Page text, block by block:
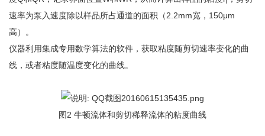
速率为泵入速度除以样品所占通道的面积（2.2mm宽，150μm
高）。
仪器利用集成专用数学算法的软件，获取粘度随剪切速率变化的曲
线，或者粘度随温度变化的曲线。
图2 牛顿流体和剪切稀释流体的粘度曲线